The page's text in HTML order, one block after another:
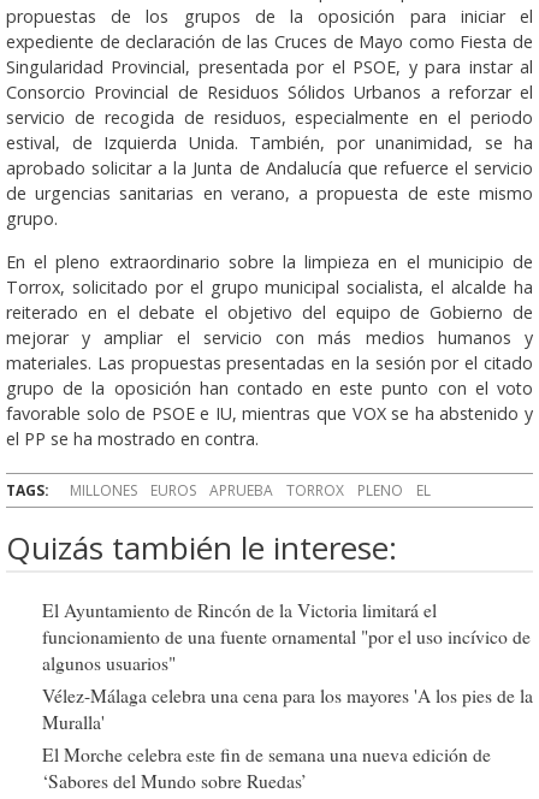
propuestas de los grupos de la oposición para iniciar el
expediente de declaración de las Cruces de Mayo como Fiesta de
Singularidad Provincial, presentada por el PSOE, y para instar al
Consorcio Provincial de Residuos Sólidos Urbanos a reforzar el
servicio de recogida de residuos, especialmente en el periodo
estival, de Izquierda Unida. También, por unanimidad, se ha
aprobado solicitar a la Junta de Andalucía que refuerce el servicio
de urgencias sanitarias en verano, a propuesta de este mismo
grupo.
En el pleno extraordinario sobre la limpieza en el municipio de
Torrox, solicitado por el grupo municipal socialista, el alcalde ha
reiterado en el debate el objetivo del equipo de Gobierno de
mejorar y ampliar el servicio con más medios humanos y
materiales. Las propuestas presentadas en la sesión por el citado
grupo de la oposición han contado en este punto con el voto
favorable solo de PSOE e IU, mientras que VOX se ha abstenido y
el PP se ha mostrado en contra.
TAGS: MILLONES EUROS APRUEBA TORROX PLENO EL
Quizás también le interese:
El Ayuntamiento de Rincón de la Victoria limitará el
funcionamiento de una fuente ornamental "por el uso incívico de
algunos usuarios"
Vélez-Málaga celebra una cena para los mayores 'A los pies de la
Muralla'
El Morche celebra este fin de semana una nueva edición de
‘Sabores del Mundo sobre Ruedas’